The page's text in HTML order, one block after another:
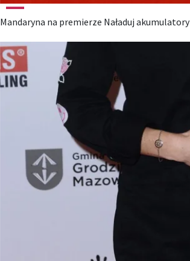
Mandaryna na premierze Naładuj akumulatory